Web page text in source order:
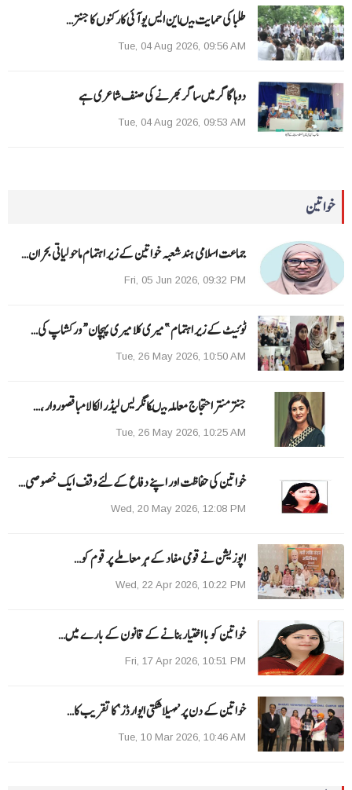
طلبا کی حمایت میںاین ایس یو آئی کارکنوں کا جنتر…
Tue, 04 Aug 2026, 09:56 AM
دوہا گاگر میں ساگر بھرنے کی صنف شاعری ہے
Tue, 04 Aug 2026, 09:53 AM
خواتین
جماعت اسلامی ہند شعبہ خواتین کے زیر اہتمام ماحولیاتی بحران…
Fri, 05 Jun 2026, 09:32 PM
ٹوئیٹ کے زیر اہتمام ”میری کلا میری پہچان“ ورکشاپ کی…
Tue, 26 May 2026, 10:50 AM
جنتر منتر احتجاج معاملہ میںکانگریس لیڈر الکا لامبا قصوروار ،…
Tue, 26 May 2026, 10:25 AM
خواتین کی حفاظت اور اپنے دفاع کےلئے وقف ایک خصوصی…
Wed, 20 May 2026, 12:08 PM
اپوزیشن نے قومی مفاد کے ہر معاملے پر قوم کو…
Wed, 22 Apr 2026, 10:22 PM
خواتین کو با اختیار بنانے کے قانون کے بارے میں…
Fri, 17 Apr 2026, 10:51 PM
خواتین کے دن پر ’مہیلا شکتی ایوارڈز‘ کا تقریب کا…
Tue, 10 Mar 2026, 10:46 AM